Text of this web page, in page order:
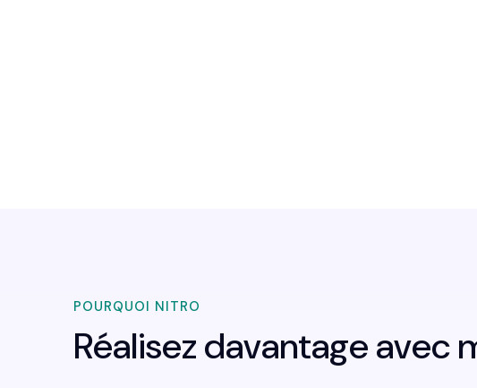
POURQUOI NITRO
Réalisez davantage avec